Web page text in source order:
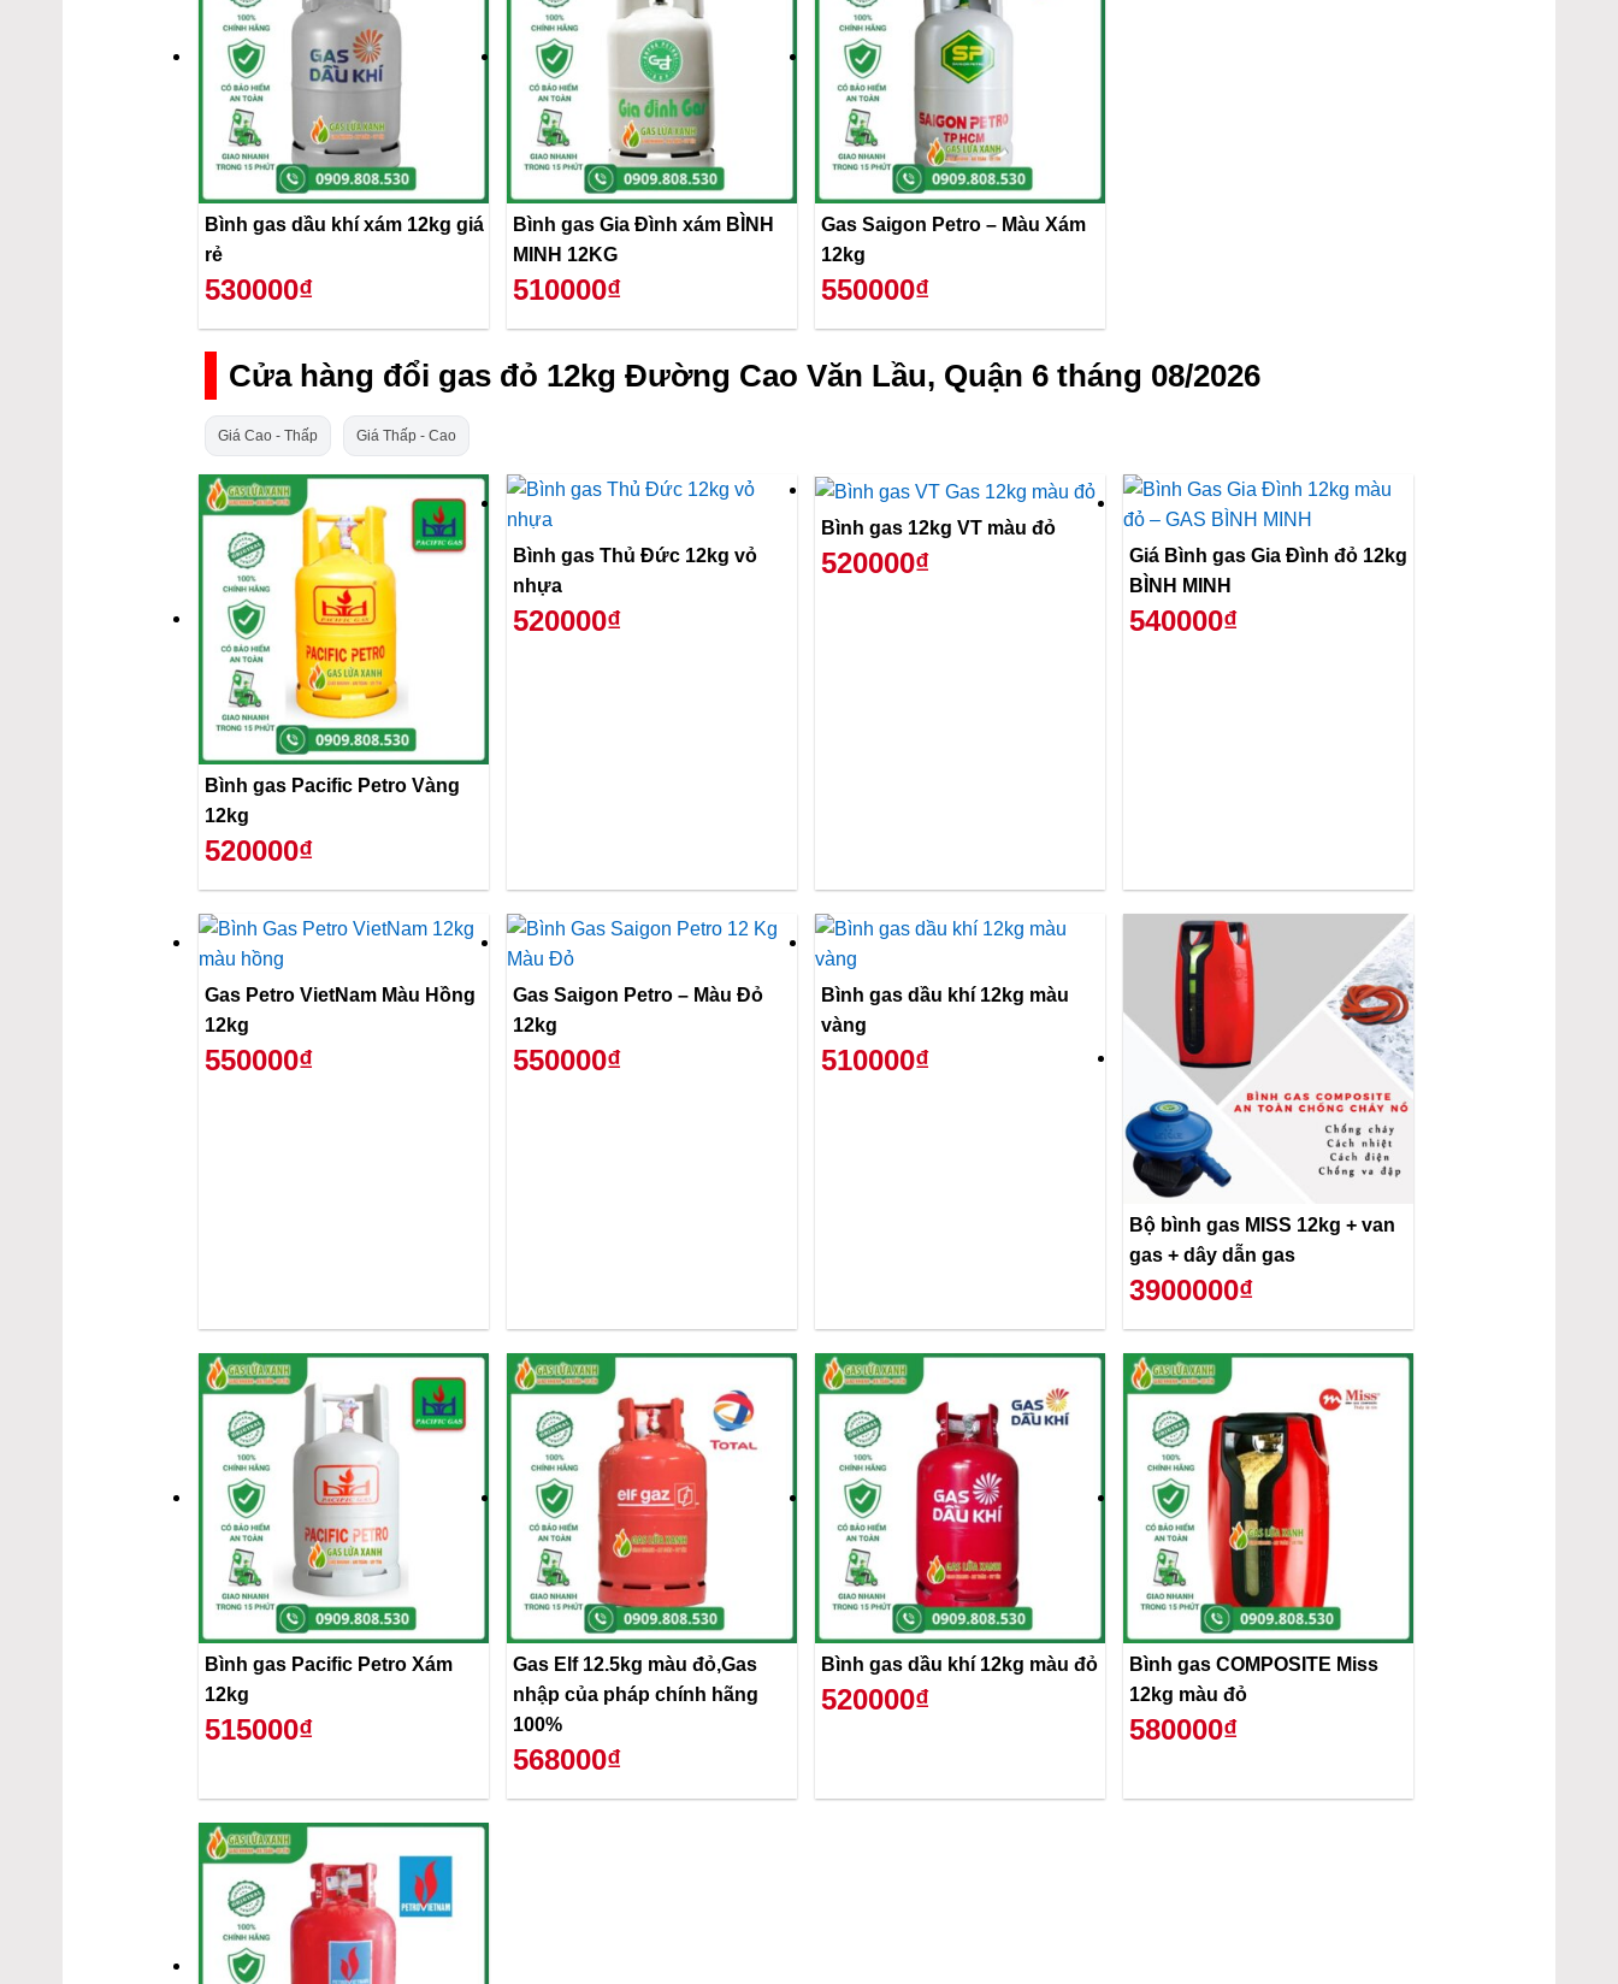
Bình gas dầu khí xám 12kg giá
rẻ
530000₫
Bình gas Gia Đình xám BÌNH
MINH 12KG
510000₫
Gas Saigon Petro – Màu Xám
12kg
550000₫
Cửa hàng đổi gas đỏ 12kg Đường Cao Văn Lầu, Quận 6 tháng 08/2026
Giá Cao - Thấp Giá Thấp - Cao
Bình gas Pacific Petro Vàng
12kg
520000₫
Bình gas Thủ Đức 12kg vỏ
nhựa
520000₫
Bình gas 12kg VT màu đỏ
520000₫
Giá Bình gas Gia Đình đỏ 12kg
BÌNH MINH
540000₫
Gas Petro VietNam Màu Hồng
12kg
550000₫
Gas Saigon Petro – Màu Đỏ
12kg
550000₫
Bình gas dầu khí 12kg màu
vàng
510000₫
Bộ bình gas MISS 12kg + van
gas + dây dẫn gas
3900000₫
Bình gas Pacific Petro Xám
12kg
515000₫
Gas Elf 12.5kg màu đỏ,Gas
nhập của pháp chính hãng
100%
568000₫
Bình gas dầu khí 12kg màu đỏ
520000₫
Bình gas COMPOSITE Miss
12kg màu đỏ
580000₫